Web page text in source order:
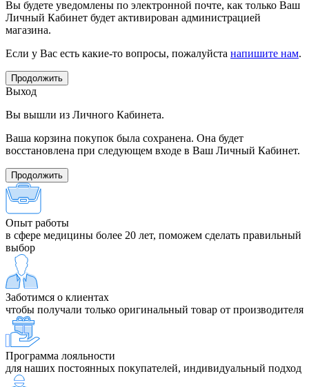
Вы будете уведомлены по электронной почте, как только Ваш
Личный Кабинет будет активирован администрацией
магазина.
Если у Вас есть какие-то вопросы, пожалуйста напишите нам.
Продолжить
Выход
Вы вышли из Личного Кабинета.
Ваша корзина покупок была сохранена. Она будет
восстановлена при следующем входе в Ваш Личный Кабинет.
Продолжить
Опыт работы
в сфере медицины более 20 лет, поможем сделать правильный
выбор
Заботимся о клиентах
чтобы получали только оригинальный товар от производителя
Программа лояльности
для наших постоянных покупателей, индивидуальный подход